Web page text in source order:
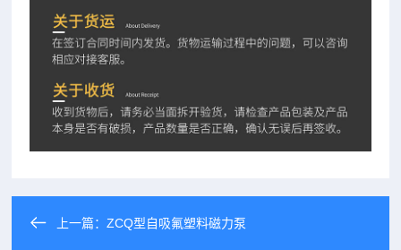
上一篇：ZCQ型自吸氟塑料磁力泵